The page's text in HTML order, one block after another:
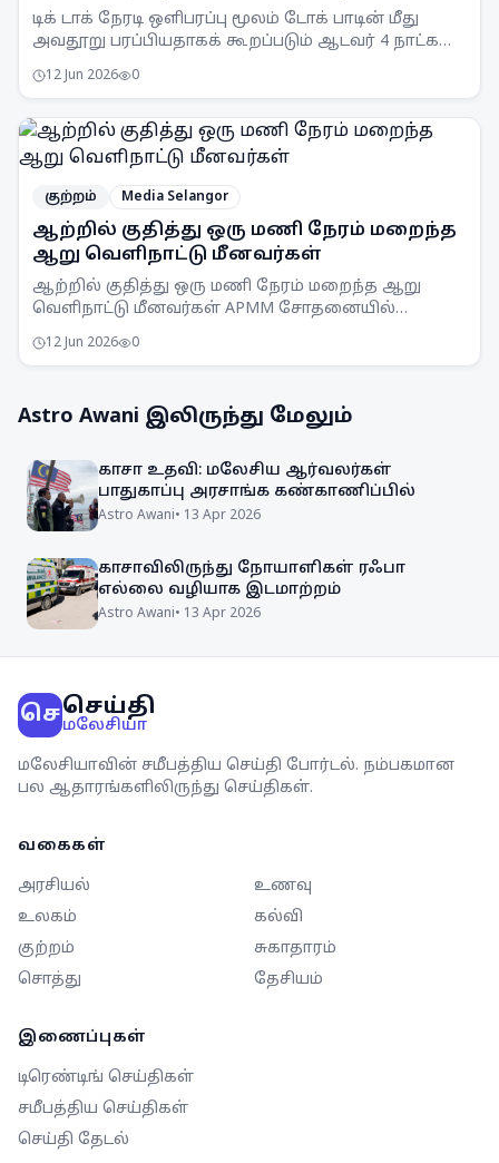
டிக் டாக் நேரடி ஒளிபரப்பு மூலம் டோக் பாடின் மீது
அவதூறு பரப்பியதாகக் கூறப்படும் ஆடவர் 4 நாட்கள்
12 Jun 2026 0
குற்றம் Media Selangor
ஆற்றில் குதித்து ஒரு மணி நேரம் மறைந்த
ஆறு வெளிநாட்டு மீனவர்கள்
ஆற்றில் குதித்து ஒரு மணி நேரம் மறைந்த ஆறு
வெளிநாட்டு மீனவர்கள் APMM சோதனையில்
எதிராக APMM தொடர்ந்து கண்காணிப்பு
12 Jun 2026 0
Astro Awani இலிருந்து மேலும்
காசா உதவி: மலேசிய ஆர்வலர்கள்
பாதுகாப்பு அரசாங்க கண்காணிப்பில்
Astro Awani• 13 Apr 2026
காசாவிலிருந்து நோயாளிகள் ரஃபா
எல்லை வழியாக இடமாற்றம்
Astro Awani• 13 Apr 2026
செசெய்தி
மலேசியா
மலேசியாவின் சமீபத்திய செய்தி போர்டல். நம்பகமான
பல ஆதாரங்களிலிருந்து செய்திகள்.
வகைகள்
அரசியல்
உணவு
உலகம்
கல்வி
குற்றம்
சுகாதாரம்
சொத்து
தேசியம்
இணைப்புகள்
டிரெண்டிங் செய்திகள்
சமீபத்திய செய்திகள்
செய்தி தேடல்